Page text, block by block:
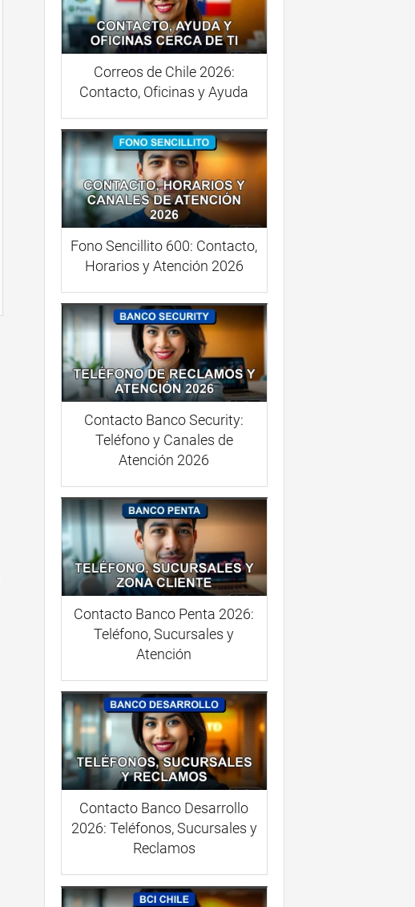
Correos de Chile 2026:
Contacto, Oficinas y Ayuda
Fono Sencillito 600: Contacto,
Horarios y Atención 2026
Contacto Banco Security:
Teléfono y Canales de
Atención 2026
Contacto Banco Penta 2026:
Teléfono, Sucursales y
Atención
Contacto Banco Desarrollo
2026: Teléfonos, Sucursales y
Reclamos